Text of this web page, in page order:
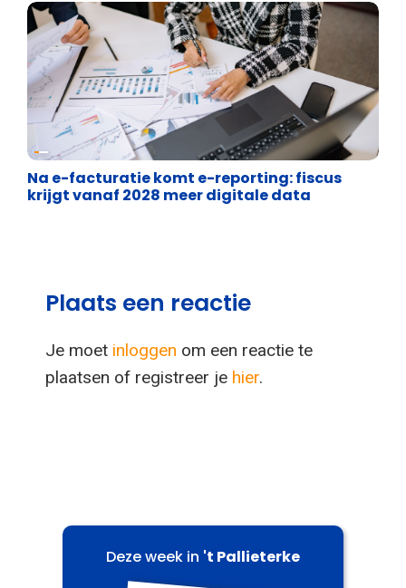
Financiële vrijheid
Na e-facturatie komt e-reporting: fiscus
krijgt vanaf 2028 meer digitale data
Plaats een reactie
Je moet inloggen om een reactie te
plaatsen of registreer je hier.
Deze week in 't Pallieterke